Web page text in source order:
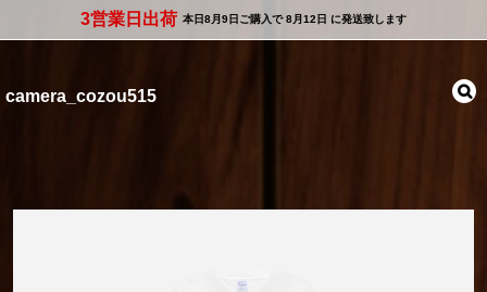
3営業日出荷 本日8月9日 ご購入で8月12日 に発送致します
camera_cozou515